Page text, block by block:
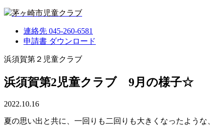
茅ヶ崎市児童クラブ
連絡先 045-260-6581
申請書 ダウンロード
浜須賀第２児童クラブ
浜須賀第2児童クラブ 9月の様子☆
2022.10.16
夏の思い出と共に、一回りも二回りも大きくなったような、